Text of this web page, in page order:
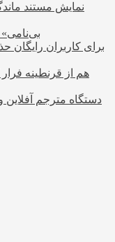
نمایش مستند